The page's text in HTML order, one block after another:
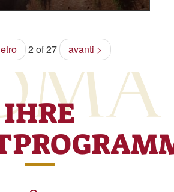
2 of 27 avanti >
IHRE